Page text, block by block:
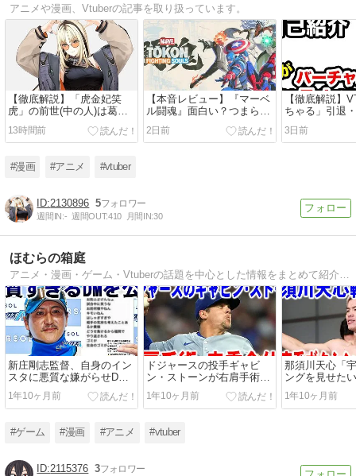
アニメや漫画、Vtuberの記事を取り扱っています。
【徹底解説】「虎金妃笑
虎」の前世(中の人)は葛西
美空？過去の炎上理由やプ
ロフィールまで網羅！【こ
13時間前
【本音レビュー】『マーベ
ル闘魂』面白い？つまらな
い？プレイ感想や評価：格
ゲーの新時代を告げる超大
2日前
【徹底解説】
ちゃる」引退
界初の男性
数々の伝説を
3日前
#漫画 #アニメ #vtuber
2130896 5
週間IN:- 週間OUT:410 月間IN:30
ほむらの箱庭
新庄剛志監督、自身のイン
スタに悪質な嫌がらせDM
の一部を公開
1年10ヶ月前
ドジャースの投手ギャビ
ン・ストーンが右肩手術、
来季全休へ…
1年10ヶ月前
那須川天心「
ングを見せた
誓う
1年10ヶ月前
#ゲーム #漫画 #アニメ #vtuber
2115376 3